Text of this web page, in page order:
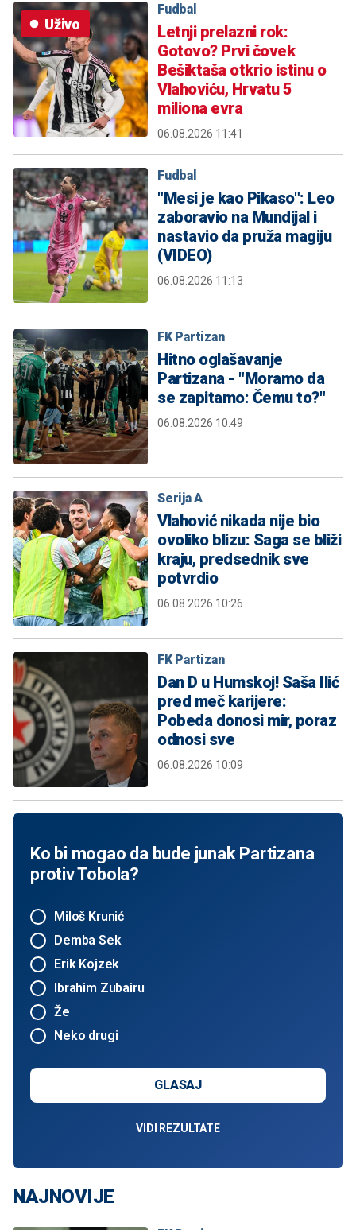
Uživo
Fudbal
Letnji prelazni rok:
Gotovo? Prvi čovek
Bešiktaša otkrio istinu o
Vlahoviću, Hrvatu 5
miliona evra
06.08.2026 11:41
Fudbal
"Mesi je kao Pikaso": Leo
zaboravio na Mundijal i
nastavio da pruža magiju
(VIDEO)
06.08.2026 11:13
FK Partizan
Hitno oglašavanje
Partizana - "Moramo da
se zapitamo: Čemu to?"
06.08.2026 10:49
Serija A
Vlahović nikada nije bio
ovoliko blizu: Saga se bliži
kraju, predsednik sve
potvrdio
06.08.2026 10:26
FK Partizan
Dan D u Humskoj! Saša Ilić
pred meč karijere:
Pobeda donosi mir, poraz
odnosi sve
06.08.2026 10:09
Ko bi mogao da bude junak Partizana
protiv Tobola?
Miloš Krunić
Demba Sek
Erik Kojzek
Ibrahim Zubairu
Že
Neko drugi
GLASAJ
VIDI REZULTATE
NAJNOVIJE